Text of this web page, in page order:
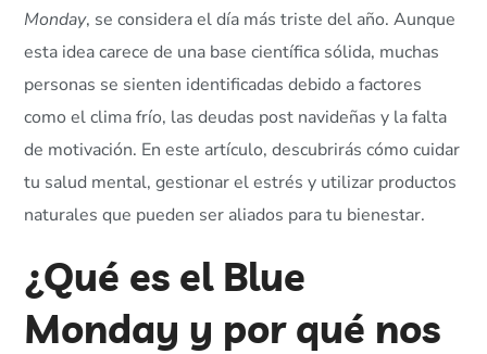
Monday, se considera el día más triste del año. Aunque
esta idea carece de una base científica sólida, muchas
personas se sienten identificadas debido a factores
como el clima frío, las deudas post navideñas y la falta
de motivación. En este artículo, descubrirás cómo cuidar
tu salud mental, gestionar el estrés y utilizar productos
naturales que pueden ser aliados para tu bienestar.
¿Qué es el Blue
Monday y por qué nos